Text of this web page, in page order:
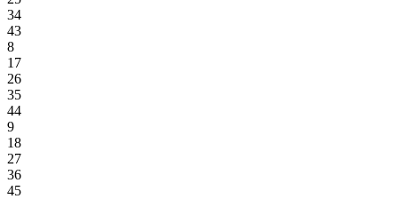
34
43
8
17
26
35
44
9
18
27
36
45